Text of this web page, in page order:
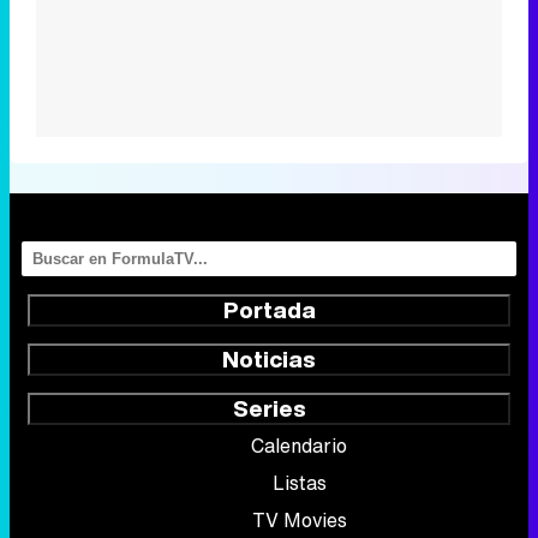
Portada
Noticias
Series
Calendario
Listas
TV Movies